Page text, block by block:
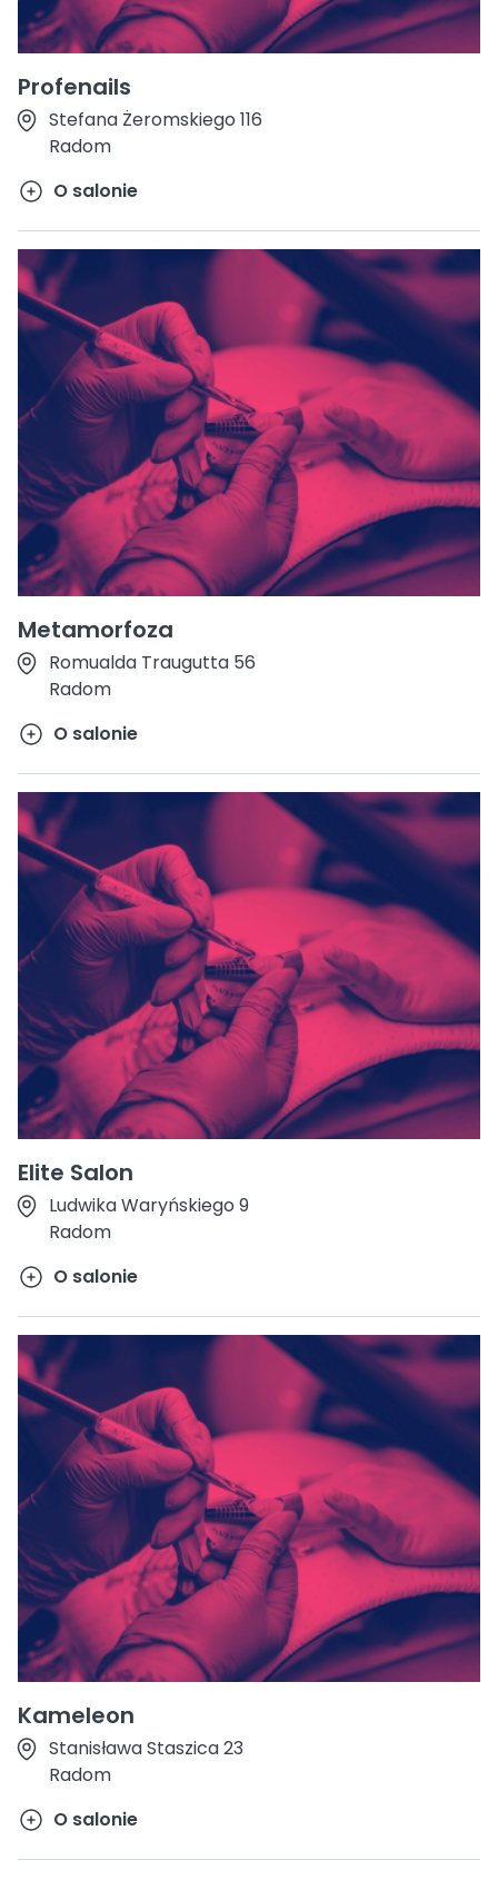
Profenails
Stefana Żeromskiego 116
Radom
O salonie
Metamorfoza
Romualda Traugutta 56
Radom
O salonie
Elite Salon
Ludwika Waryńskiego 9
Radom
O salonie
Kameleon
Stanisława Staszica 23
Radom
O salonie